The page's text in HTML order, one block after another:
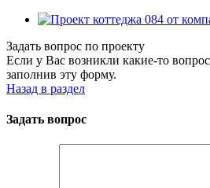
Задать вопрос по проекту
Если у Вас возникли какие-то
заполнив эту форму.
Назад в раздел
Задать вопрос